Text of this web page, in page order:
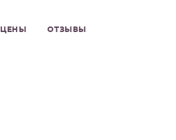
ЦЕНЫ ОТЗЫВЫ